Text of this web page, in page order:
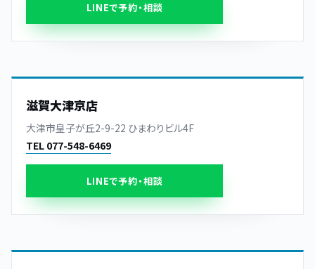
LINEで予約・相談
滋賀大津京店
大津市皇子が丘2-9-22 ひまわりビル4F
TEL 077-548-6469
LINEで予約・相談